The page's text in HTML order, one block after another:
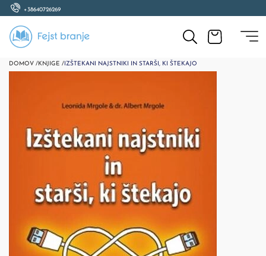
+38640726269
DOMOV /KNJIGE / IZŠTEKANI NAJSTNIKI IN STARŠI, KI ŠTEKAJO